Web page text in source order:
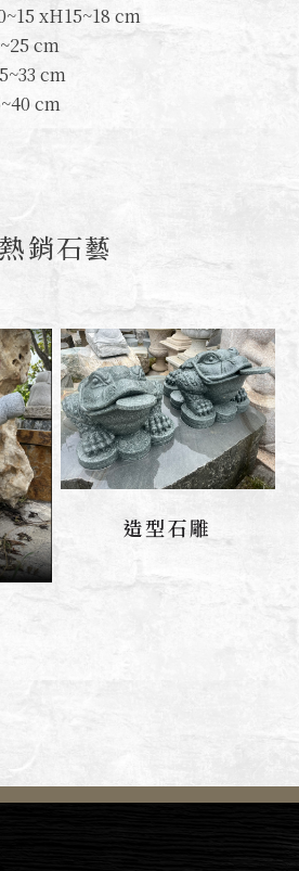
xH15~18 cm
cm
cm
cm
熱銷石藝
聯絡我們造型石雕